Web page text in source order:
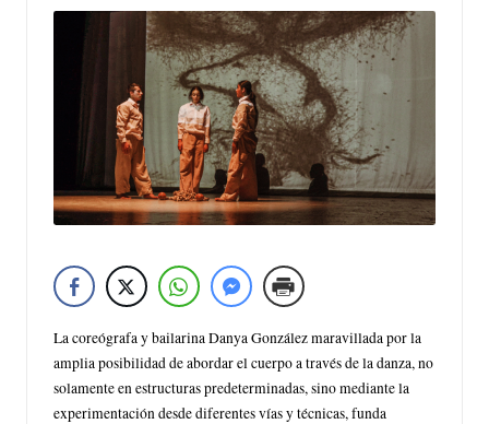
La coreógrafa y bailarina Danya González maravillada por la
amplia posibilidad de abordar el cuerpo a través de la danza, no
solamente en estructuras predeterminadas, sino mediante la
experimentación desde diferentes vías y técnicas, funda